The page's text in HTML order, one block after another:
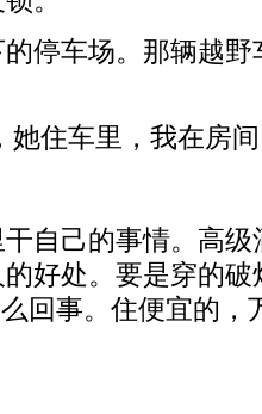
停车场。那辆越
她住车里，我在房
自己的事情。高
好处。要是穿的
回事。住便宜的，